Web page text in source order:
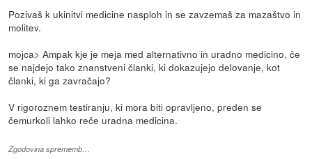
Pozivaš k ukinitvi medicine nasploh in se zavzemaš za mazaštvo in
molitev.
mojca> Ampak kje je meja med alternativno in uradno medicino, če
se najdejo tako znanstveni članki, ki dokazujejo delovanje, kot
članki, ki ga zavračajo?
V rigoroznem testiranju, ki mora biti opravljeno, preden se
čemurkoli lahko reče uradna medicina.
Zgodovina sprememb…